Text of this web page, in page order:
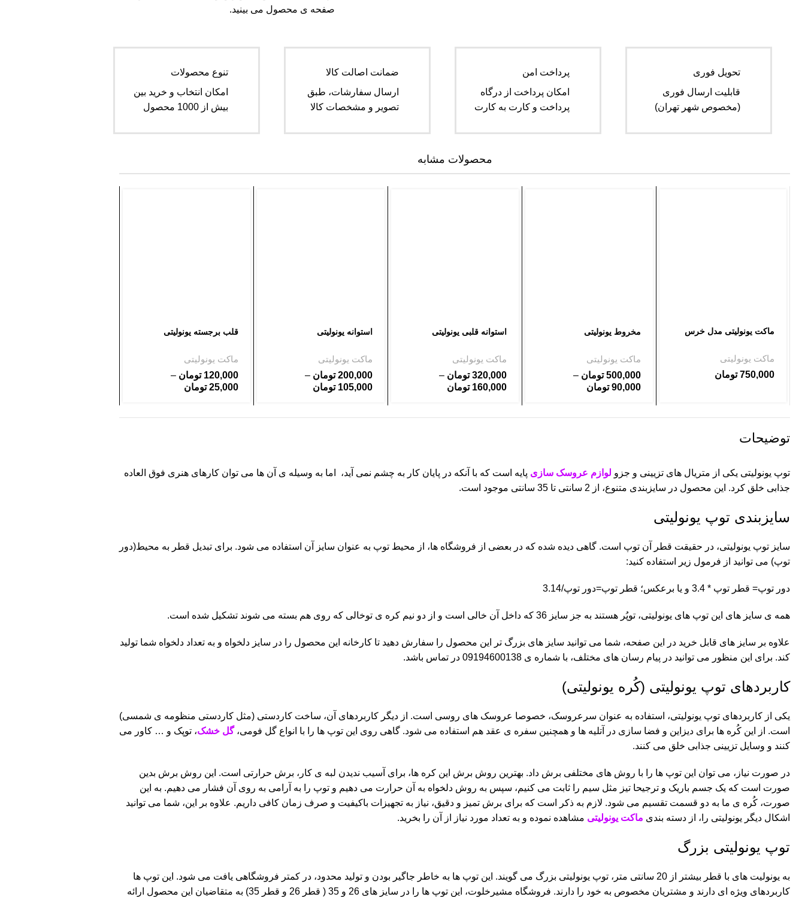
صفحه ی محصول می بینید.
تحویل فوری
قابلیت ارسال فوری
(مخصوص شهر تهران)
پرداخت امن
امکان پرداخت از درگاه
پرداخت و کارت به کارت
ضمانت اصالت کالا
ارسال سفارشات، طبق
تصویر و مشخصات کالا
تنوع محصولات
امکان انتخاب و خرید بین
بیش از 1000 محصول
محصولات مشابه
ماکت یونولیتی مدل خرس
ماکت یونولیتی
750,000 تومان
مخروط یونولیتی
ماکت یونولیتی
500,000 تومان –
90,000 تومان
استوانه قلبی یونولیتی
ماکت یونولیتی
320,000 تومان –
160,000 تومان
استوانه یونولیتی
ماکت یونولیتی
200,000 تومان –
105,000 تومان
قلب برجسته یونولیتی
ماکت یونولیتی
120,000 تومان –
25,000 تومان
توضیحات
توپ یونولیتی یکی از متریال های تزیینی و جزو لوازم عروسک سازی پایه است که با آنکه در پایان کار به چشم نمی آید، اما به وسیله ی آن ها می توان کارهای هنری فوق العاده
جذابی خلق کرد. این محصول در سایزبندی متنوع، از 2 سانتی تا 35 سانتی موجود است.
سایزبندی توپ یونولیتی
سایز توپ یونولیتی، در حقیقت قطر آن توپ است. گاهی دیده شده که در بعضی از فروشگاه ها، از محیط توپ به عنوان سایز آن استفاده می شود. برای تبدیل قطر به محیط(دور
توپ) می توانید از فرمول زیر استفاده کنید:
دور توپ= قطر توپ * 3.4 و یا برعکس؛ قطر توپ=دور توپ/3.14
همه ی سایز های این توپ های یونولیتی، توپُر هستند به جز سایز 36 که داخل آن خالی است و از دو نیم کره ی توخالی که روی هم بسته می شوند تشکیل شده است.
علاوه بر سایز های قابل خرید در این صفحه، شما می توانید سایز های بزرگ تر این محصول را سفارش دهید تا کارخانه این محصول را در سایز دلخواه و به تعداد دلخواه شما تولید
کند. برای این منظور می توانید در پیام رسان های مختلف، با شماره ی 09194600138 در تماس باشد.
کاربردهای توپ یونولیتی (کُره یونولیتی)
یکی از کاربردهای توپ یونولیتی، استفاده به عنوان سرعروسک، خصوصا عروسک های روسی است. از دیگر کاربردهای آن، ساخت کاردستی (مثل کاردستی منظومه ی شمسی)
است. از این کُره ها برای دیزاین و فضا سازی در آتلیه ها و همچنین سفره ی عقد هم استفاده می شود. گاهی روی این توپ ها را با انواع گل فومی،گل خشک، توپک و … کاور می
کنند و وسایل تزیینی جذابی خلق می کنند.
در صورت نیاز، می توان این توپ ها را با روش های مختلفی برش داد. بهترین روش برش این کره ها، برای آسیب ندیدن لبه ی کار، برش حرارتی است. این روش برش بدین
صورت است که یک جسم باریک و ترجیحا تیز مثل سیم را ثابت می کنیم، سپس به روش دلخواه به آن حرارت می دهیم و توپ را به آرامی به روی آن فشار می دهیم. به این
صورت، کُره ی ما به دو قسمت تقسیم می شود. لازم به ذکر است که برای برش تمیز و دقیق، نیاز به تجهیزات باکیفیت و صرف زمان کافی داریم. علاوه بر این، شما می توانید
اشکال دیگر یونولیتی را، از دسته بندی ماکت یونولیتی مشاهده نموده و به تعداد مورد نیاز از آن را بخرید.
توپ یونولیتی بزرگ
به یونولیت های با قطر بیشتر از 20 سانتی متر، توپ یونولیتی بزرگ می گویند. این توپ ها به خاطر جاگیر بودن و تولید محدود، در کمتر فروشگاهی یافت می شود. این توپ ها
کاربردهای ویژه ای دارند و مشتریان مخصوص به خود را دارند. فروشگاه مشیرخلوت، این توپ ها را در سایز های 26 و 35 ( قطر 26 و قطر 35) به متقاضیان این محصول ارائه